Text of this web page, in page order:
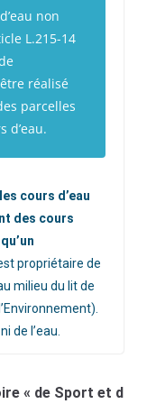
non
L.215-14
réalisé
parcelles
d’eau.
cours d’eau
des cours
propriétaire de
milieu du lit de
de l’eau.
« de Sport et d